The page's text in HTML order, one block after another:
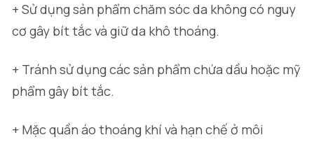
+ Sử dụng sản phẩm chăm sóc da không có nguy
cơ gây bít tắc và giữ da khô thoáng.
+ Tránh sử dụng các sản phẩm chứa dầu hoặc mỹ
phẩm gây bít tắc.
+ Mặc quần áo thoáng khí và hạn chế ở môi